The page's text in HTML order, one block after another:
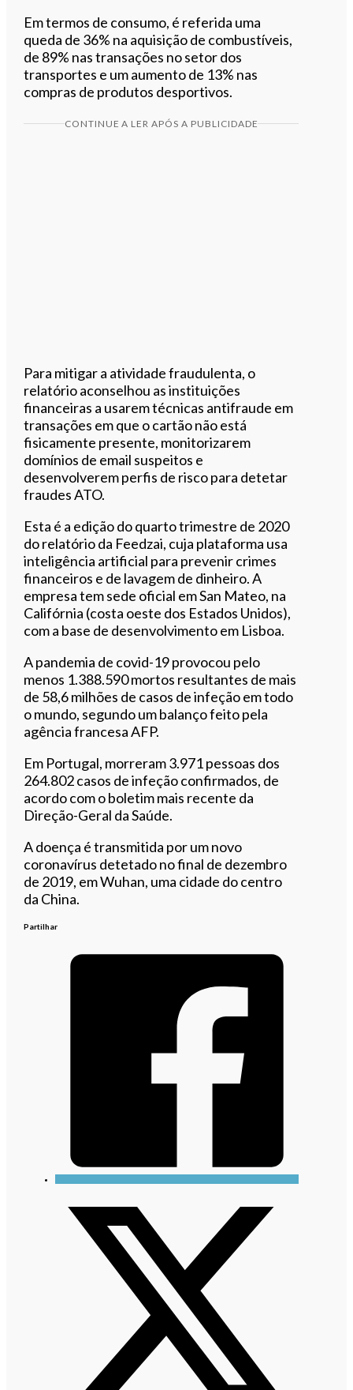
Em termos de consumo, é referida uma
queda de 36% na aquisição de combustíveis,
de 89% nas transações no setor dos
transportes e um aumento de 13% nas
compras de produtos desportivos.
CONTINUE A LER APÓS A PUBLICIDADE
Para mitigar a atividade fraudulenta, o
relatório aconselhou as instituições
financeiras a usarem técnicas antifraude em
transações em que o cartão não está
fisicamente presente, monitorizarem
domínios de email suspeitos e
desenvolverem perfis de risco para detetar
fraudes ATO.
Esta é a edição do quarto trimestre de 2020
do relatório da Feedzai, cuja plataforma usa
inteligência artificial para prevenir crimes
financeiros e de lavagem de dinheiro. A
empresa tem sede oficial em San Mateo, na
Califórnia (costa oeste dos Estados Unidos),
com a base de desenvolvimento em Lisboa.
A pandemia de covid-19 provocou pelo
menos 1.388.590 mortos resultantes de mais
de 58,6 milhões de casos de infeção em todo
o mundo, segundo um balanço feito pela
agência francesa AFP.
Em Portugal, morreram 3.971 pessoas dos
264.802 casos de infeção confirmados, de
acordo com o boletim mais recente da
Direção-Geral da Saúde.
A doença é transmitida por um novo
coronavírus detetado no final de dezembro
de 2019, em Wuhan, uma cidade do centro
da China.
Partilhar